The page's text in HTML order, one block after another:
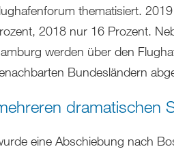
thematisiert.
2018 nur 16 Prozent.
werden über den
Bundesländern
dramatischen
eine Abschiebung nach